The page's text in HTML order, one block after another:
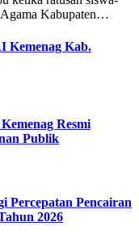
Agama Kabupaten…
Kemenag Kab.
Resmi
Publik
Percepatan Pencairan
2026